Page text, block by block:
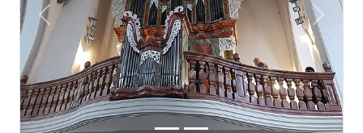
Předchozí Další